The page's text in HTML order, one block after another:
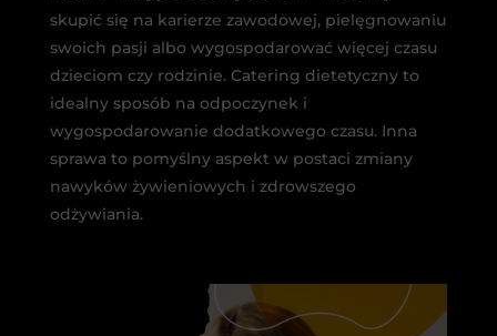
skupić się na karierze zawodowej, pielęgnowaniu
swoich pasji albo wygospodarować więcej czasu
dzieciom czy rodzinie. Catering dietetyczny to
idealny sposób na odpoczynek i
wygospodarowanie dodatkowego czasu. Inna
sprawa to pomyślny aspekt w postaci zmiany
nawyków żywieniowych i zdrowszego
odżywiania.